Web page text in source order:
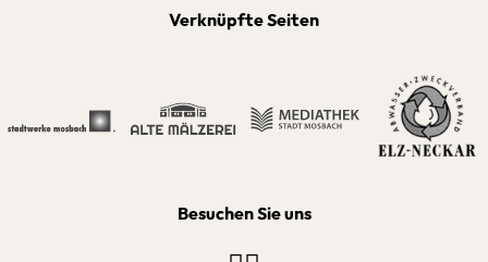
Verknüpfte Seiten
Besuchen Sie uns